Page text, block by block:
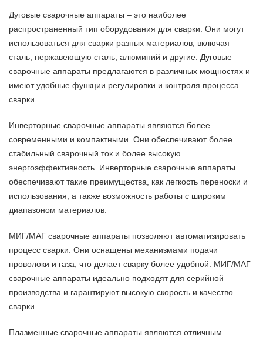
Дуговые сварочные аппараты – это наиболее
распространенный тип оборудования для сварки. Они могут
использоваться для сварки разных материалов, включая
сталь, нержавеющую сталь, алюминий и другие. Дуговые
сварочные аппараты предлагаются в различных мощностях и
имеют удобные функции регулировки и контроля процесса
сварки.
Инверторные сварочные аппараты являются более
современными и компактными. Они обеспечивают более
стабильный сварочный ток и более высокую
энергоэффективность. Инверторные сварочные аппараты
обеспечивают такие преимущества, как легкость переноски и
использования, а также возможность работы с широким
диапазоном материалов.
МИГ/МАГ сварочные аппараты позволяют автоматизировать
процесс сварки. Они оснащены механизмами подачи
проволоки и газа, что делает сварку более удобной. МИГ/МАГ
сварочные аппараты идеально подходят для серийной
производства и гарантируют высокую скорость и качество
сварки.
Плазменные сварочные аппараты являются отличным